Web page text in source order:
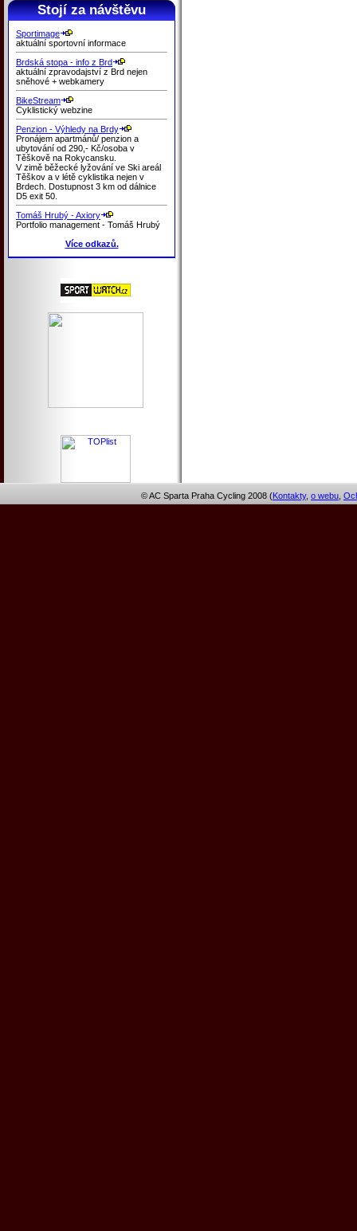
Stojí za návštěvu
Sportimage
aktuální sportovní informace
Brdská stopa - info z Brd
aktuální zpravodajství z Brd nejen
sněhové + webkamery
BikeStream
Cyklistický webzine
Penzion - Výhledy na Brdy
Pronájem apartmánů/ penzion a
ubytování od 290,- Kč/osoba v
Těškově na Rokycansku.
V zimě běžecké lyžování ve Ski areál
Těškov a v létě cyklistika nejen v
Brdech. Dostupnost 3 km od dálnice
D5 exit 50.
Tomáš Hrubý - Axiory
Portfolio management - Tomáš Hrubý
Více odkazů.
© AC Sparta Praha Cycling 2008 (Kontakty, o webu